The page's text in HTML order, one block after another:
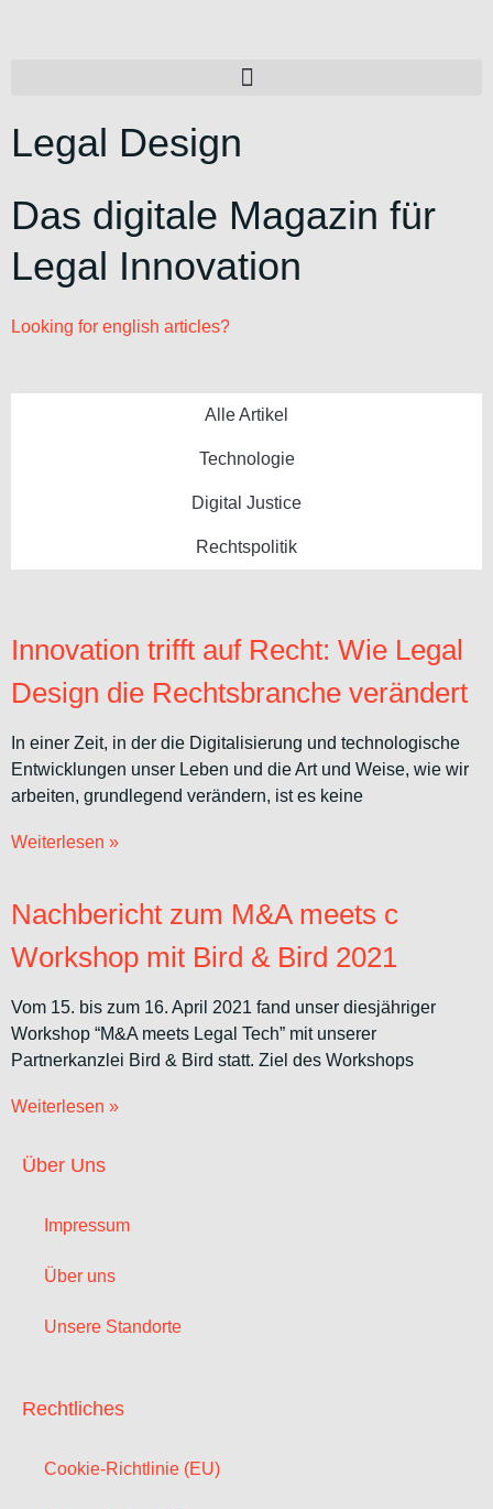
Legal Design
Das digitale Magazin für
Legal Innovation
Looking for english articles?
Alle Artikel
Technologie
Digital Justice
Rechtspolitik
Innovation trifft auf Recht: Wie Legal
Design die Rechtsbranche verändert
In einer Zeit, in der die Digitalisierung und technologische
Entwicklungen unser Leben und die Art und Weise, wie wir
arbeiten, grundlegend verändern, ist es keine
Weiterlesen »
Nachbericht zum M&A meets c
Workshop mit Bird & Bird 2021
Vom 15. bis zum 16. April 2021 fand unser diesjähriger
Workshop “M&A meets Legal Tech” mit unserer
Partnerkanzlei Bird & Bird statt. Ziel des Workshops
Weiterlesen »
Über Uns
Impressum
Über uns
Unsere Standorte
Rechtliches
Cookie-Richtlinie (EU)